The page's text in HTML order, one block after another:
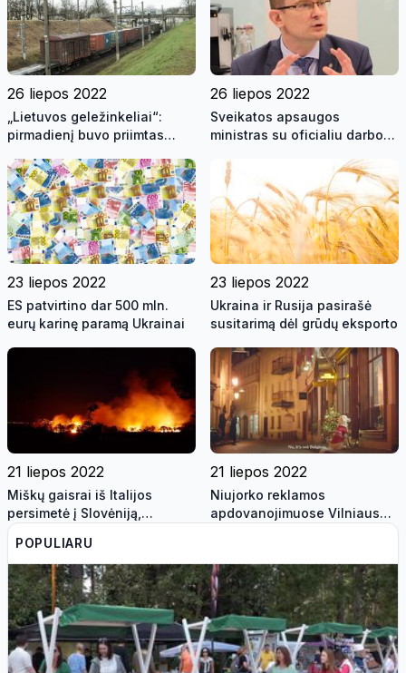
26 liepos 2022
„Lietuvos geležinkeliai“:
pirmadienį buvo priimtas
per Lietuvos teritoriją į
Kaliningradą
26 liepos 2022
Sveikatos apsaugos
ministras su oficialiu darbo
23 liepos 2022
ES patvirtino dar 500 mln.
eurų karinę paramą Ukrainai
23 liepos 2022
Ukraina ir Rusija pasirašė
susitarimą dėl grūdų eksporto
21 liepos 2022
Miškų gaisrai iš Italijos
persimetė į Slovėniją,
evakuoti keturi kaimai
21 liepos 2022
Niujorko reklamos
apdovanojimuose Vilniaus
POPULIARU